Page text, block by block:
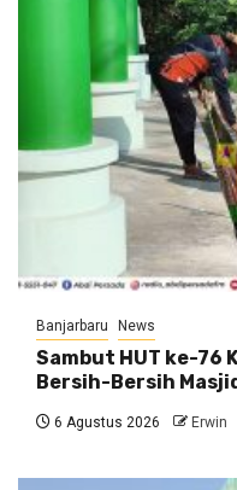
Banjarbaru News
Sambut HUT ke-76
Bersih-Bersih
6 Agustus 2026 Erwin